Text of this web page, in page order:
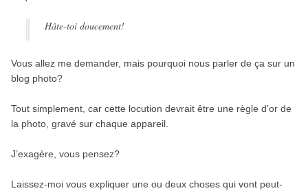
Hâte-toi doucement!
Vous allez me demander, mais pourquoi nous parler de ça sur un
blog photo?
Tout simplement, car cette locution devrait être une règle d’or de
la photo, gravé sur chaque appareil.
J’exagère, vous pensez?
Laissez-moi vous expliquer une ou deux choses qui vont peut-